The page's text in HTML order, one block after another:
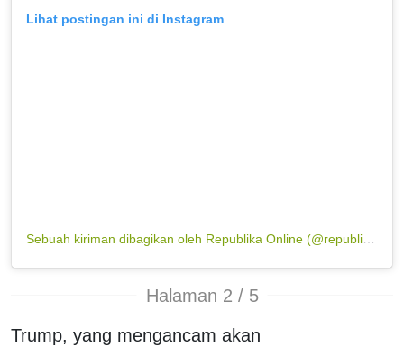
Lihat postingan ini di Instagram
Sebuah kiriman dibagikan oleh Republika Online (@republikaonline)
Halaman 2 / 5
Trump, yang mengancam akan